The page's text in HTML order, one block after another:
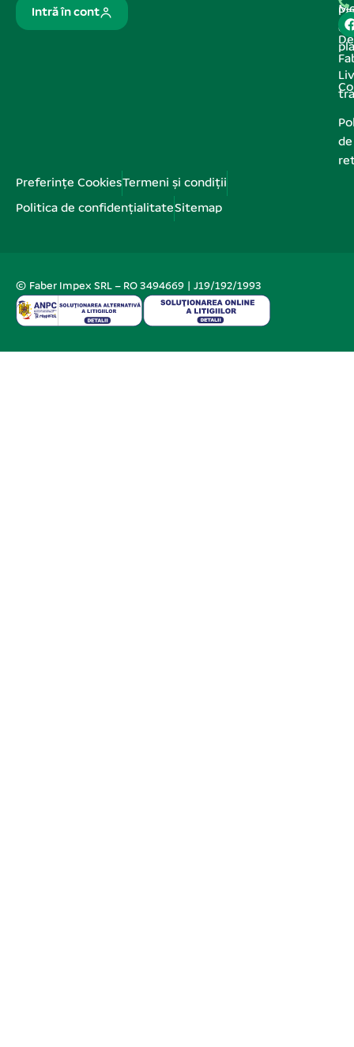
Intră în cont
de
de
Preferințe CookiesTermeni și condiții
Politica de confidențialitateSitemap
© Faber Impex SRL – RO 3494669 | J19/192/1993